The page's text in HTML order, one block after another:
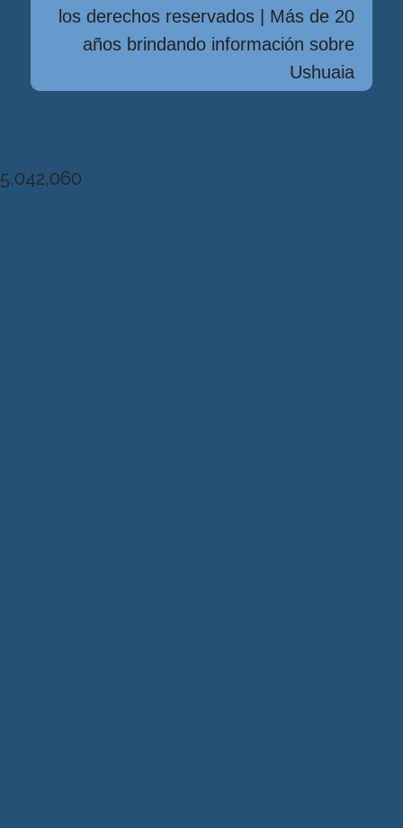
los derechos reservados | Más de 20
años brindando información sobre
Ushuaia
5,042,060